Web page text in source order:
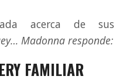
acerca de sus
Madonna responde:
FAMILIAR